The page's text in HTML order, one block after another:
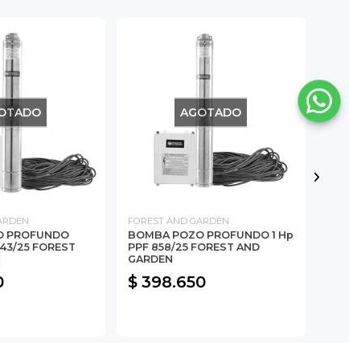
PROFUNDO
25 FOREST
AGOTADO
FOREST AND GARDEN
BOMBA POZO PROFUNDO 1 Hp
PPF 858/25 FOREST AND
GARDEN
$ 398.650